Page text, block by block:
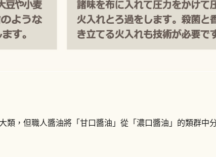
類，但職人醬油將「甘口醬油」從「濃口醬油」的類群中